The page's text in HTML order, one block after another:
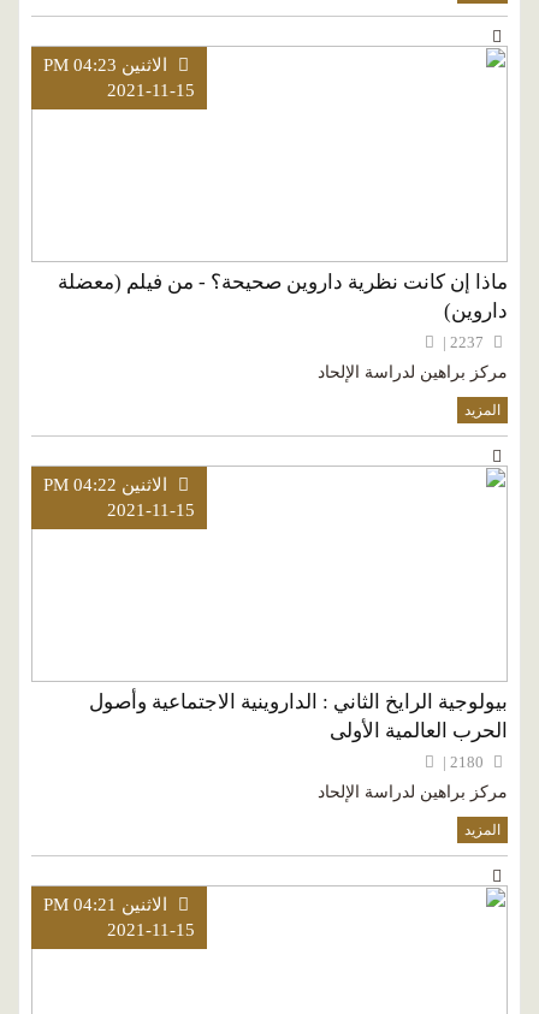
الاثنين PM 04:23
2021-11-15
ماذا إن كانت نظرية داروين صحيحة؟ - من فيلم (معضلة
داروين)
مركز براهين لدراسة الإلحاد
المزيد
الاثنين PM 04:22
2021-11-15
بيولوجية الرايخ الثاني : الداروينية الاجتماعية وأصول
الحرب العالمية الأولى
مركز براهين لدراسة الإلحاد
المزيد
الاثنين PM 04:21
2021-11-15